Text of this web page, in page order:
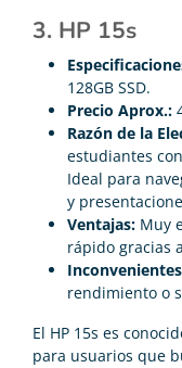
3. HP 15s
128GB SSD.
Precio Aprox.:
Razón de la
estudiantes
Ideal para
y
Ventajas: Muy
rápido gracias
rendimiento o
El HP 15s es
para usuarios que